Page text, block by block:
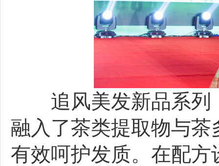
追风美发新品系列
融入了茶类提取物与
有效呵护发质。在配